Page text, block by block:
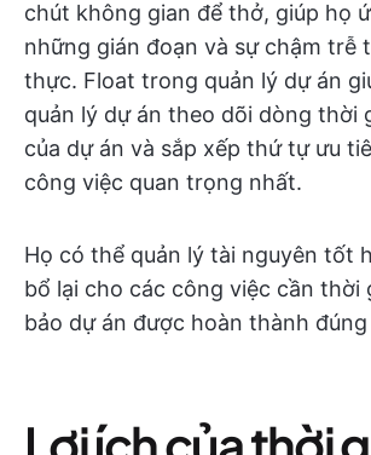
chút không gian để thở, giúp họ
những gián đoạn và sự chậm trễ
thực. Float trong quản lý dự án
quản lý dự án theo dõi dòng thời
của dự án và sắp xếp thứ tự ưu
công việc quan trọng nhất.
Họ có thể quản lý tài nguyên tốt
bổ lại cho các công việc cần thời
bảo dự án được hoàn thành đúng